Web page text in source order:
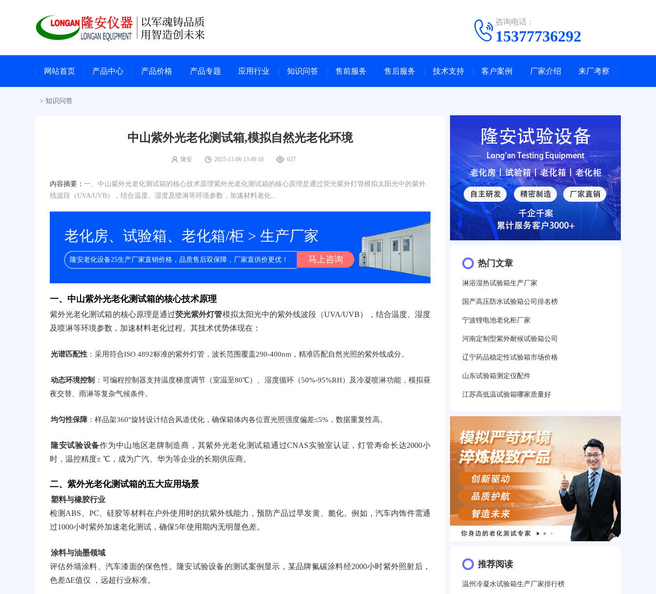
咨询电话：
15377736292
网站首页 产品中心 产品价格 产品专题 应用行业 知识问答 售前服务 售后服务 技术支持 客户案例 厂家介绍 来厂考察
> 知识问答
中山紫外光老化测试箱,模拟自然光老化环境
隆安 2025-11-06 13:49:10 637
内容摘要： 一、中山紫外光老化测试箱的核心技术原理紫外光老化测试箱的核心原理是通过荧光紫外灯管模拟太阳光中的紫外
线波段（UVA/UVB），结合温度、湿度及喷淋等环境参数，加速材料老化...
老化房、试验箱、老化箱/柜 > 生产厂家
隆安老化设备25生产厂家直销价格，品质售后双保障，厂家直供价更优！ 马上咨询
一、中山紫外光老化测试箱的核心技术原理
紫外光老化测试箱的核心原理是通过荧光紫外灯管模拟太阳光中的紫外线波段（UVA/UVB），结合温度、湿度
及喷淋等环境参数，加速材料老化过程。其技术优势体现在：
光谱匹配性 ：采用符合ISO 4892标准的紫外灯管，波长范围覆盖290-400nm，精准匹配自然光照的紫外线成分。
动态环境控制
：可编程控制器支持温度梯度调节（室温至80℃）、湿度循环（50%-95%RH）及冷凝喷淋功能，模拟昼
夜交替、雨淋等复杂气候条件。
均匀性保障 ：样品架360°旋转设计结合风道优化，确保箱体内各位置光照强度偏差≤5%，数据重复性高。
隆安试验设备作为中山地区老牌制造商，其紫外光老化测试箱通过CNAS实验室认证，灯管寿命长达2000小
时，温控精度± ℃，成为广汽、华为等企业的长期供应商。
二、紫外光老化测试箱的五大应用场景
塑料与橡胶行业
检测ABS、PC、硅胶等材料在户外使用时的抗紫外线能力，预防产品过早发黄、脆化。例如，汽车内饰件需通
过1000小时紫外加速老化测试，确保5年使用期内无明显色差。
涂料与油墨领域
评估外墙涂料、汽车漆面的保色性。隆安试验设备的测试案例显示，某品牌氟碳涂料经2000小时紫外照射后，
色差ΔE值仅 ，远超行业标准。
热门文章
淋浴湿热试验箱生产厂家
国产高压防水试验箱公司排名榜
宁波锂电池老化柜厂家
河南定制型紫外耐候试验箱公司
辽宁药品稳定性试验箱市场价格
山东试验箱测定仪配件
江苏高低温试验箱哪家质量好
推荐阅读
温州冷凝水试验箱生产厂家排行榜